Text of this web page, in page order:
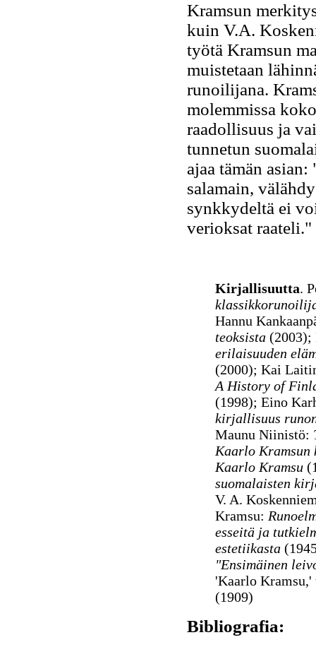
Kramsun
kuin V.A.
työtä Kramsun
muistetaan
runoilijana.
molemmissa
raadollisuus ja
tunnetun
ajaa tämän
salamain,
synkkydeltä ei
verioksat raateli."
Kirjallisuutta.
Hannu
teoksista(2003);
erilaisuuden
(2000); Kai
A History of
(1998); Eino
kirjallisuus
Maunu Niinistö:
Kaarlo
Kaarlo Kramsu
suomalaisten
V. A.
Kramsu:
esseitä ja
estetiikasta
"Ensimäinen
'Kaarlo Kramsu,'
(1909)
Bibliografia: